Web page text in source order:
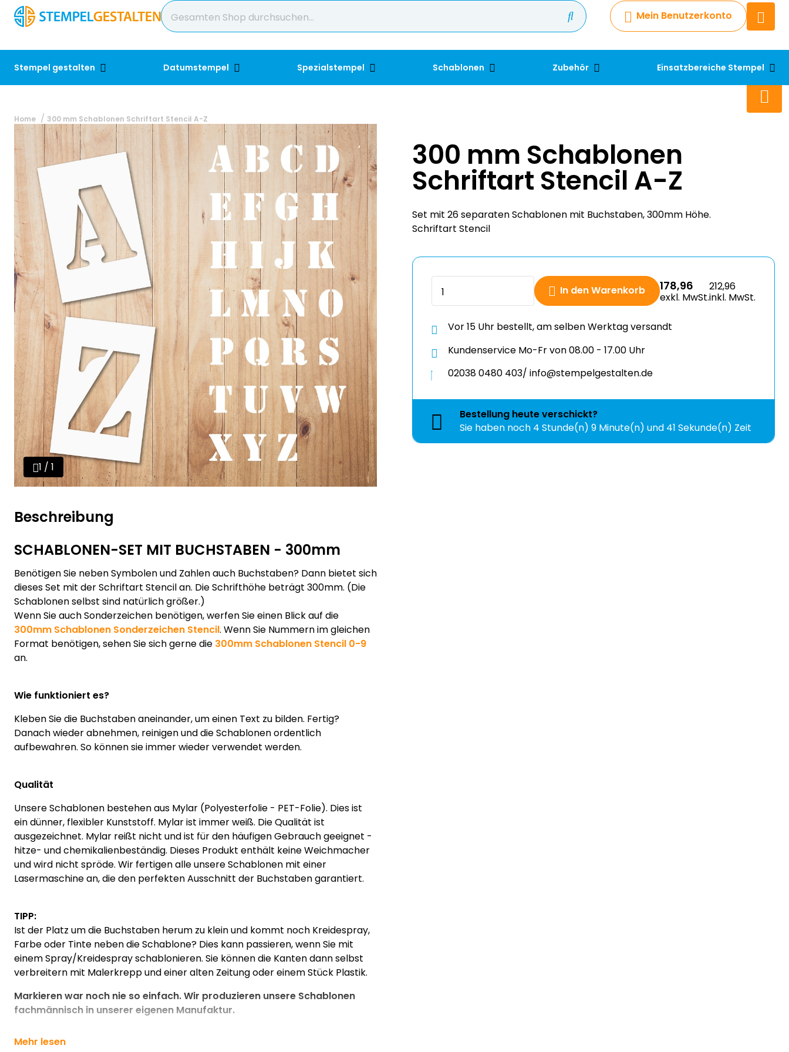
Mein Benutzerkonto
Stempel gestalten Datumstempel Spezialstempel Schablonen Zubehör Einsatzbereiche Stempel
Chatbot
Chatten Sie 24/7 mit unserem
+49 2038 0480 403
Home 300 mm Schablonen Schriftart Stencil A-Z
1 / 1
Beschreibung
SCHABLONEN-SET MIT BUCHSTABEN - 300mm
Benötigen Sie neben Symbolen und Zahlen auch Buchstaben? Dann bietet sich
dieses Set mit der Schriftart Stencil an. Die Schrifthöhe beträgt 300mm. (Die
Schablonen selbst sind natürlich größer.)
Wenn Sie auch Sonderzeichen benötigen, werfen Sie einen Blick auf die
300mm Schablonen Sonderzeichen Stencil. Wenn Sie Nummern im gleichen
Format benötigen, sehen Sie sich gerne die 300mm Schablonen Stencil 0-9
an.
Wie funktioniert es?
Kleben Sie die Buchstaben aneinander, um einen Text zu bilden. Fertig?
Danach wieder abnehmen, reinigen und die Schablonen ordentlich
aufbewahren. So können sie immer wieder verwendet werden.
Qualität
Unsere Schablonen bestehen aus Mylar (Polyesterfolie - PET-Folie). Dies ist
ein dünner, flexibler Kunststoff. Mylar ist immer weiß. Die Qualität ist
ausgezeichnet. Mylar reißt nicht und ist für den häufigen Gebrauch geeignet -
hitze- und chemikalienbeständig. Dieses Produkt enthält keine Weichmacher
und wird nicht spröde. Wir fertigen alle unsere Schablonen mit einer
Lasermaschine an, die den perfekten Ausschnitt der Buchstaben garantiert.
TIPP:
Ist der Platz um die Buchstaben herum zu klein und kommt noch Kreidespray,
Farbe oder Tinte neben die Schablone? Dies kann passieren, wenn Sie mit
einem Spray/Kreidespray schablonieren. Sie können die Kanten dann selbst
verbreitern mit Malerkrepp und einer alten Zeitung oder einem Stück Plastik.
Markieren war noch nie so einfach. Wir produzieren unsere Schablonen
fachmännisch in unserer eigenen Manufaktur.
Mehr lesen
300 mm Schablonen
Schriftart Stencil A-Z
Schriftart Stencil
exkl. MwSt.
Vor 15 Uhr bestellt, am selben Werktag versandt
Kundenservice Mo-Fr von 08.00 - 17.00 Uhr
02038 0480 403/ info@stempelgestalten.de
Bestellungheuteverschickt?
Sie haben noch4 Stunde(n) 9 Minute(n) und 40 Sekunde(n) Zeit